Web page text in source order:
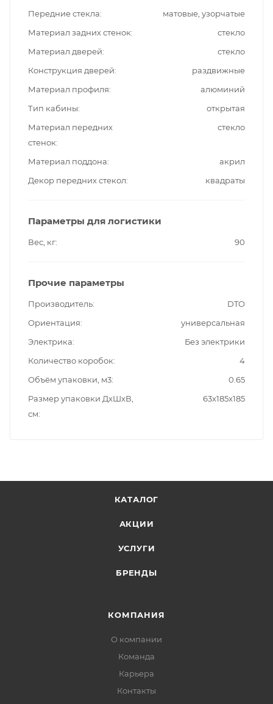
Передние стекла
матовые, узорчатые
Материал задних стенок
стекло
Материал дверей
стекло
Конструкция дверей
раздвижные
Материал профиля
алюминий
Тип кабины
открытая
Материал передних
стенок
стекло
Материал поддона
акрил
Декор передних стекол
квадраты
Параметры для логистики
Вес, кг 90
Прочие параметры
Производитель
DTO
Ориентация
универсальная
Электрика
Без электрики
Количество коробок
4
Объём упаковки, м3
0.65
Размер упаковки ДxШxВ,
см
63x185x185
КАТАЛОГ
АКЦИИ
УСЛУГИ
БРЕНДЫ
КОМПАНИЯ
О компании
Команда
Карьера
Контакты